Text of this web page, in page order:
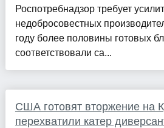
Роспотребнадзор требует
недобросовестных
году более половины готовых
соответствовали са...
США готовят вторжение на
перехватили катер